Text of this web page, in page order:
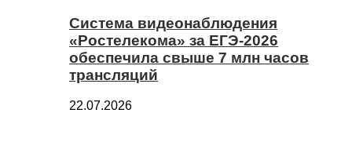
Система видеонаблюдения
«Ростелекома» за ЕГЭ-2026
обеспечила свыше 7 млн часов
трансляций
22.07.2026